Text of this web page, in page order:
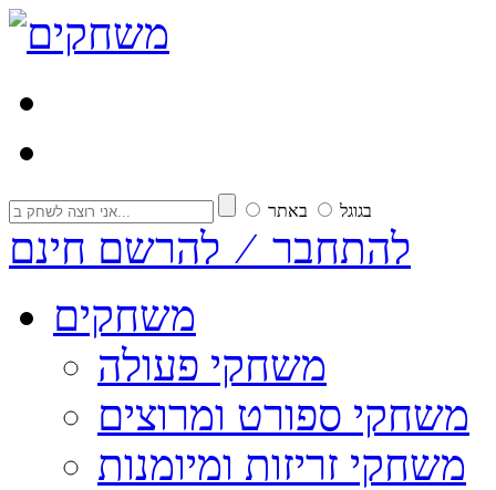
בגוגל באתר
להתחבר ⁄ להרשם חינם
משחקים
משחקי פעולה
משחקי ספורט ומרוצים
משחקי זריזות ומיומנות